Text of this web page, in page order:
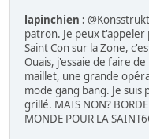
lapinchien :
patron. Je peux t'appeler
Saint Con sur la Zone,
Ouais, j'essaie de faire
maillet, une grande
mode gang bang. Je
grillé. MAIS NON?
MONDE POUR LA